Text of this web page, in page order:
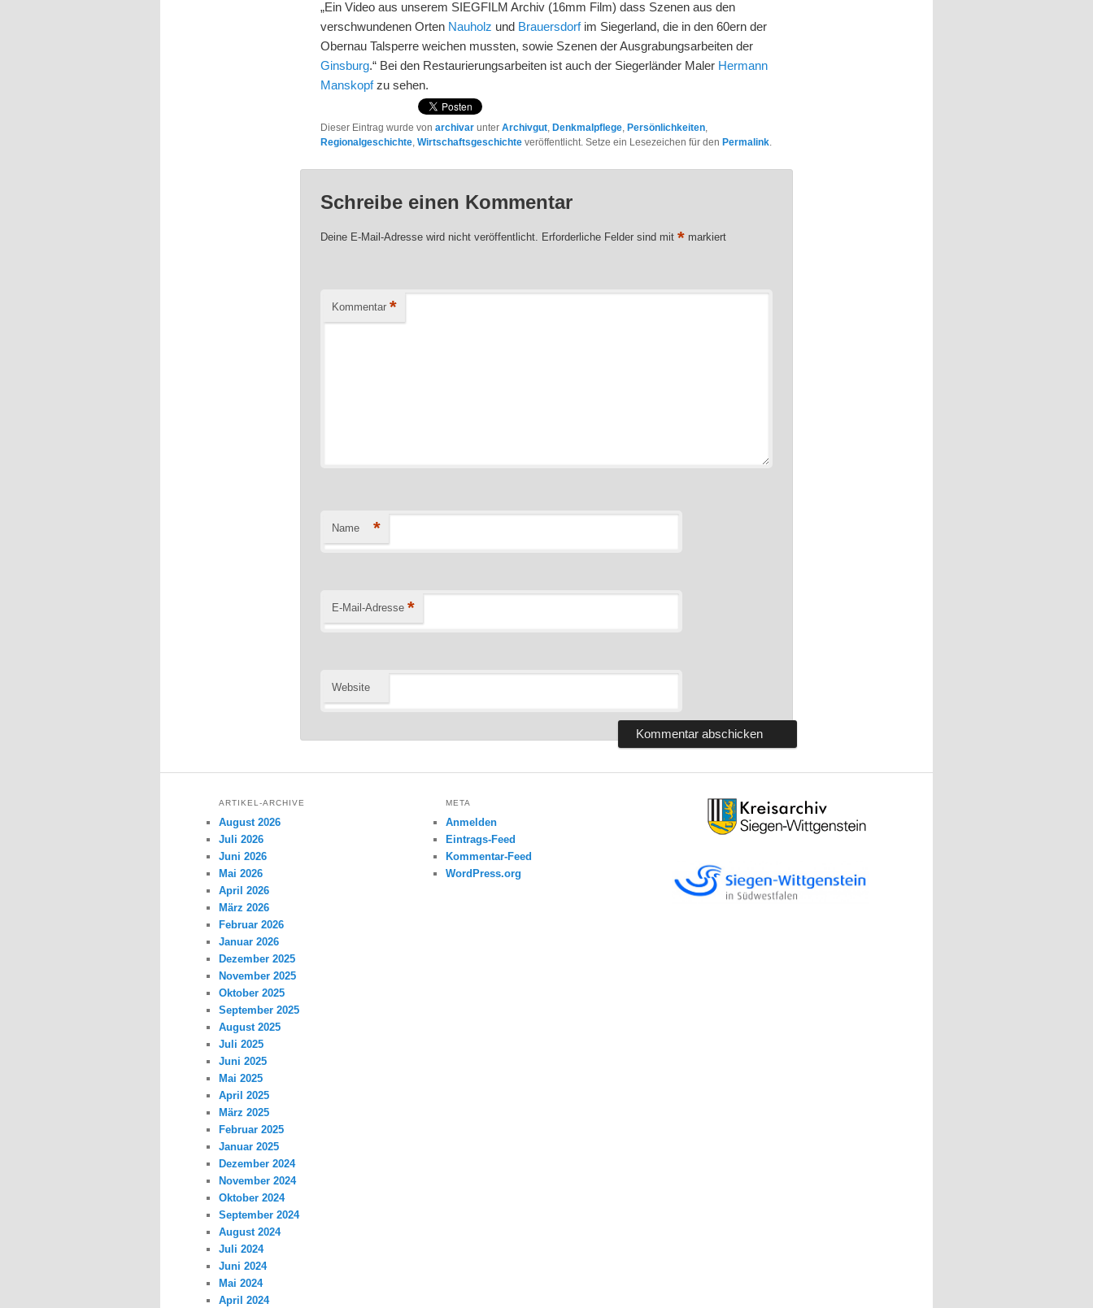
„Ein Video aus unserem SIEGFILM Archiv (16mm Film) dass Szenen aus den
verschwundenen Orten Nauholz und Brauersdorf im Siegerland, die in den 60ern der
Obernau Talsperre weichen mussten, sowie Szenen der Ausgrabungsarbeiten der
Ginsburg.“ Bei den Restaurierungsarbeiten ist auch der Siegerländer Maler Hermann
Manskopfzu sehen.
Dieser Eintrag wurde vonarchivar unterArchivgut, Denkmalpflege, Persönlichkeiten,
Regionalgeschichte,Wirtschaftsgeschichte veröffentlicht. Setze ein Lesezeichen für den Permalink.
Schreibe einen Kommentar
Deine E-Mail-Adresse wird nicht veröffentlicht. Erforderliche Felder sind mit* markiert
Kommentar *
Name *
E-Mail-Adresse *
Website
ARTIKEL-ARCHIVE
August 2026
Juli 2026
Juni 2026
Mai 2026
April 2026
März 2026
Februar 2026
Januar 2026
Dezember 2025
November 2025
Oktober 2025
September 2025
August 2025
Juli 2025
Juni 2025
Mai 2025
April 2025
März 2025
Februar 2025
Januar 2025
Dezember 2024
November 2024
Oktober 2024
September 2024
August 2024
Juli 2024
Juni 2024
Mai 2024
April 2024
META
Anmelden
Eintrags-Feed
Kommentar-Feed
WordPress.org